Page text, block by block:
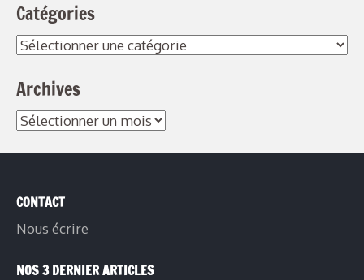
Catégories
Archives
CONTACT
Nous écrire
NOS 3 DERNIER ARTICLES